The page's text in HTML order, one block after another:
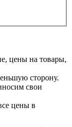
цены на товары,
сторону.
свои
цены в